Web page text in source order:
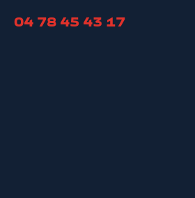
04 78 45 43 17